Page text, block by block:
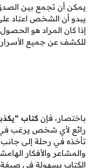
يمكن أن تجمع بين
يبدو أن الشخص اعتاد
إذا كان المراد هو
للكشف عن جميع
باختصار، فإن كتاب
رائع لأي شخص يرغب
تأخذه في رحلة إلى
والمشاعر والأفكار
الكتاب بسهولة في صيغة PDF والاستمتاع بقراءته.